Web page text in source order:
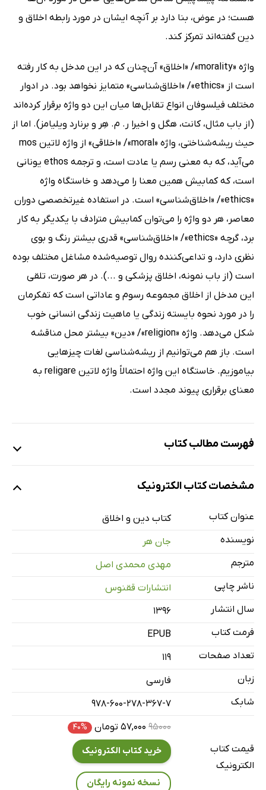
هست؛ در عوض، بنا دارد بر آنچه ایشان در مورد رابطه اخلاق و
دین گفته‌اند تمرکز کند.
واژه «morality»/ «اخلاق» آن‌چنان که در این مدخل به کار رفته
است از «ethics»/ «اخلاق‌شناسى» متمایز نخواهد بود. در ادوار
مختلف فیلسوفان انواع تقابل‌ها میان این دو واژه برقرار کرده‌اند
(از باب مثال، کانت، هگل و اخیرا ر. م. هِر و برنارد ویلیامز). اما از
حیث ریشه‌شناختى، واژه «moral»/ «اخلاقى» از واژه لاتین mos
مى‌آید، که به معنى رسم یا عادت است، و ترجمه ethos یونانى
است، که کمابیش همین معنا را مى‌دهد و خاستگاه واژه
«ethics»/ «اخلاق‌شناسى» است. در استفاده غیرتخصصى دوران
معاصر، هر دو واژه را مى‌توان کمابیش مترادف با یکدیگر به کار
برد، گرچه «ethics»/ «اخلاق‌شناسى» قدرى بیشتر رنگ و بوى
نظرى دارد، و تداعى‌کننده روال توصیه‌شده مشاغل مختلف بوده
است (از باب نمونه، اخلاق پزشکى و ...). در هر صورت، تلقى
این مدخل از اخلاق مجموعه رسوم و عاداتى است که تفکرمان
را در مورد نحوه بایسته زندگى یا ماهیت زندگى انسانى خوب
شکل مى‌دهد. واژه «religion»/ «دین» بیشتر محل مناقشه
است. باز هم مى‌توانیم از ریشه‌شناسى لغات چیزهایى
بیاموزیم. خاستگاه این واژه احتمالاً واژه لاتین religare به
معناى برقرارى پیوند مجدد است.
فهرست مطالب کتاب
4: فلسفه مدرن
5: فلسفه معاصر
کتابنامه
واژه‌نامه انگلیسى به فارسى
مشخصات کتاب الکترونیک
عنوان کتاب
کتاب دین و اخلاق
نویسنده
جان هر
مترجم
مهدی محمدی اصل
ناشر چاپی
انتشارات ققنوس
سال انتشار
۱۳۹۶
فرمت کتاب
EPUB
تعداد صفحات
119
زبان
فارسی
شابک
978-600-278-367-7
قیمت کتاب
الکترونیک
۹۵۰۰۰ ۵۷,۰۰۰ تومان ۴۰%
خرید کتاب الکترونیک
نسخه نمونه رایگان